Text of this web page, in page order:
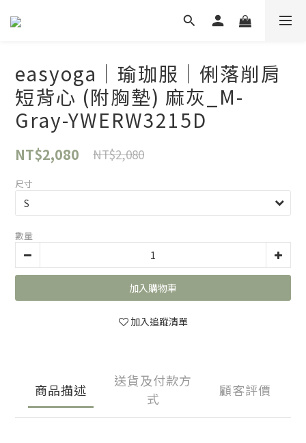
easyoga｜瑜珈服｜俐落削肩
短背心 (附胸墊) 麻灰_M-
Gray-YWERW3215D
NT$2,080 NT$2,080
尺寸
數量
加入購物車
加入追蹤清單
商品描述
送貨及付款方
式
顧客評價